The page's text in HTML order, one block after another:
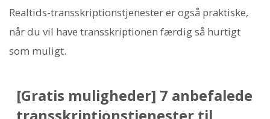
Realtids-transskriptionstjenester er også praktiske,
når du vil have transskriptionen færdig så hurtigt
som muligt.
[Gratis muligheder] 7 anbefalede